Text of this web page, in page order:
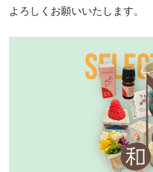
よろしくお願いいたします。